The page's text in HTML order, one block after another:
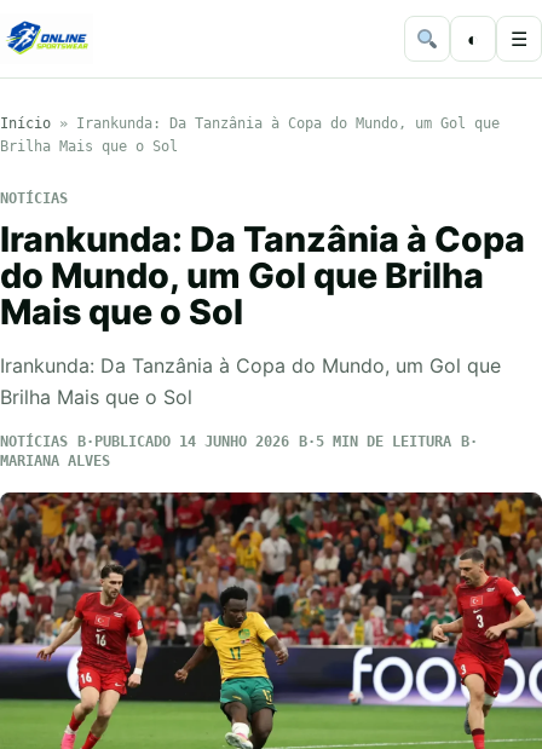
◐ ☰
Início » Irankunda: Da Tanzânia à Copa do Mundo, um Gol que
Brilha Mais que o Sol
NOTÍCIAS
Irankunda: Da Tanzânia à Copa
do Mundo, um Gol que Brilha
Mais que o Sol
Irankunda: Da Tanzânia à Copa do Mundo, um Gol que
Brilha Mais que o Sol
NOTÍCIAS PUBLICADO 14 JUNHO 2026
5 MIN DE LEITURA
MARIANA ALVES